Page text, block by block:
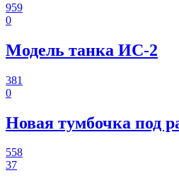
959
0
Модель танка ИС-2
381
0
Новая тумбочка под
558
37